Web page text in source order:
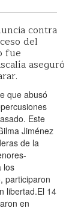
contra
del
fue
aseguró
que abusó
Este
Jiménez
de la
los
participaron
libertad.El 14
en